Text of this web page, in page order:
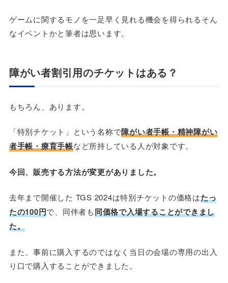
ゲームに関するモノを一足早く見れる機会を得られるそん
なイベントかと筆者は思います。
障がい者割引用のチケットはある？
もちろん、あります。
「特別チケット」という名称で障がい者手帳・精神障がい
者手帳・療育手帳など所持している人が対象です。
今回、販売する方法が変更がありました。
去年まで開催した TGS 2024は特別チケットの価格はたっ
たの100円で、同伴者も同価格で入場することができまし
た。
また、事前に購入するのではなく当日の会場の専用の出入
り口で購入することができました。